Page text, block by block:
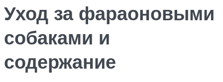
Уход за фараоновыми
собаками и
содержание